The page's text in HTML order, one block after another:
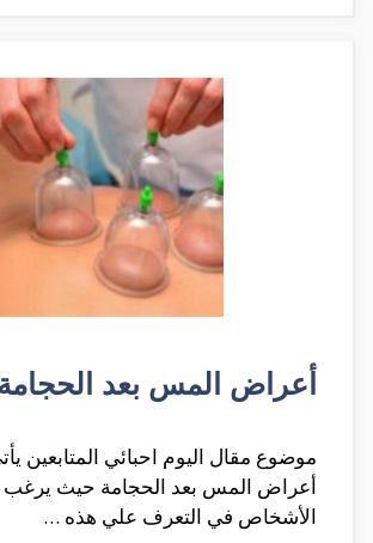
أعراض المس بعد
موضوع مقال اليوم احبائي المتابعين
أعراض المس بعد الحجامة حيث يرغب
الأشخاص في التعرف علي هذه …